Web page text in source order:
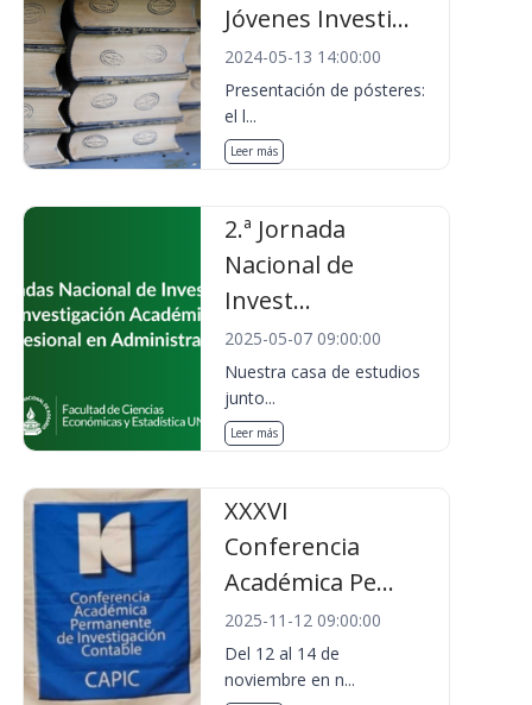
Jóvenes Investi...
2024-05-13 14:00:00
Presentación de pósteres:
el l...
Leer más
2.ª Jornada
Nacional de
Invest...
2025-05-07 09:00:00
Nuestra casa de estudios
junto...
Leer más
XXXVI
Conferencia
Académica Pe...
2025-11-12 09:00:00
Del 12 al 14 de
noviembre en n...